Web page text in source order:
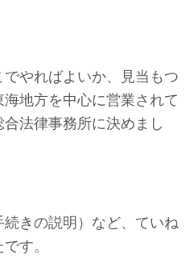
やればよいか、見当もつ
地方を中心に営業されて
法律事務所に決めまし
きの説明）など、ていね
す。